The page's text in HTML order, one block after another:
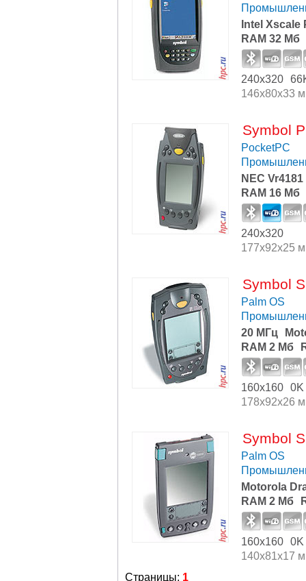
Intel Xscale
RAM 32 Мб
240x320
146x80x33
Symbol
PocketPC
NEC Vr4181
RAM 16 Мб
240x320
177x92x25
Symbol
Palm OS
20 МГц
RAM 2 Мб
160x160 0K
178x92x26
Symbol
Palm OS
Motorola
RAM 2 Мб
160x160 0K
140x81x17
Страницы: 1